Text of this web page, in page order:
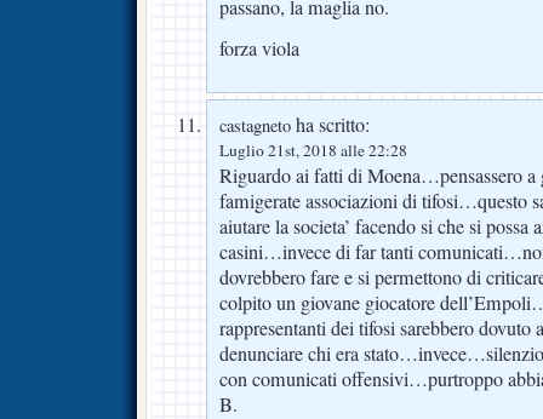
passano, la maglia no.
forza viola
castagneto ha scritto:
Luglio 21st, 2018 alle 22:28
Riguardo ai fatti di Moena…pensassero a
famigerate associazioni di tifosi…questo
aiutare la societa’ facendo si che si possa
casini…invece di far tanti
dovrebbero fare e si permettono di
colpito un giovane giocatore
rappresentanti dei tifosi sarebbero dovuto
denunciare chi era
con comunicati offensivi…purtroppo
B.